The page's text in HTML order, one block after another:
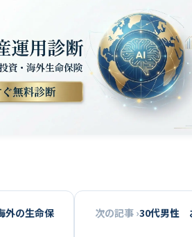
外の生命保
次の記事 ›30代男性